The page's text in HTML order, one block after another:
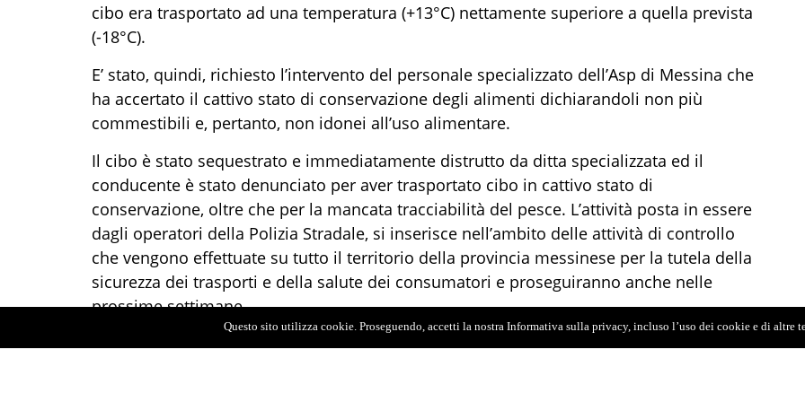
cibo era trasportato ad una temperatura (+13°C) nettamente superiore a quella prevista
(-18°C).
E’ stato, quindi, richiesto l’intervento del personale specializzato dell’Asp di Messina che
ha accertato il cattivo stato di conservazione degli alimenti dichiarandoli non più
commestibili e, pertanto, non idonei all’uso alimentare.
Il cibo è stato sequestrato e immediatamente distrutto da ditta specializzata ed il
conducente è stato denunciato per aver trasportato cibo in cattivo stato di
conservazione, oltre che per la mancata tracciabilità del pesce. L’attività posta in essere
dagli operatori della Polizia Stradale, si inserisce nell’ambito delle attività di controllo
che vengono effettuate su tutto il territorio della provincia messinese per la tutela della
sicurezza dei trasporti e della salute dei consumatori e proseguiranno anche nelle
prossime settimane.
Questo sito utilizza cookie. Proseguendo, accetti la nostra Informativa sulla privacy, incluso l’uso dei cookie e di altre